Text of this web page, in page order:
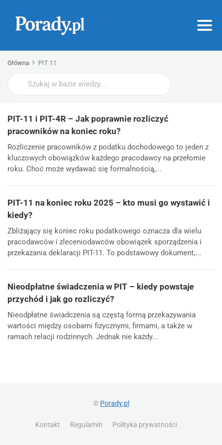
Główna PIT 11
Wyszukaj
PIT-11 i PIT-4R – Jak poprawnie rozliczyć
pracowników na koniec roku?
Rozliczenie pracowników z podatku dochodowego to jeden z
kluczowych obowiązków każdego pracodawcy na przełomie
roku. Choć może wydawać się formalnością,...
PIT-11 na koniec roku 2025 – kto musi go wystawić i
kiedy?
Zbliżający się koniec roku podatkowego oznacza dla wielu
pracodawców i zleceniodawców obowiązek sporządzenia i
przekazania deklaracji PIT-11. To podstawowy dokument,...
Nieodpłatne świadczenia w PIT – kiedy powstaje
przychód i jak go rozliczyć?
Nieodpłatne świadczenia są częstą formą przekazywania
wartości między osobami fizycznymi, firmami, a także w
ramach relacji rodzinnych. Jednak nie każdy...
© Porady.pl
Kontakt Regulamin Polityka prywatności